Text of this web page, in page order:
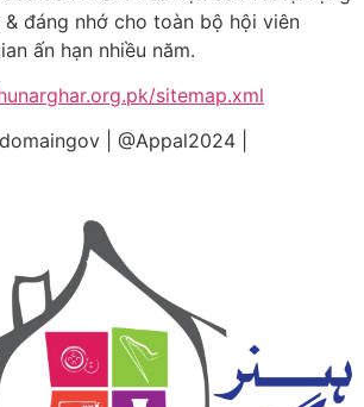
đáng nhớ cho toàn bộ hội viên
ấn hạn nhiều năm.
sitemap.xml
| @Appal2024 |